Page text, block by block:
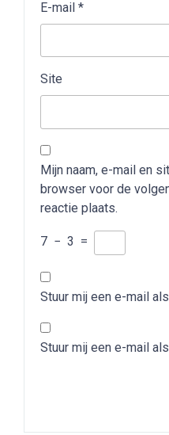
E-mail *
Site
Mijn naam, e-mail en
browser voor de
reactie plaats.
7 − 3 =
Stuur mij een e-mail
Stuur mij een e-mail